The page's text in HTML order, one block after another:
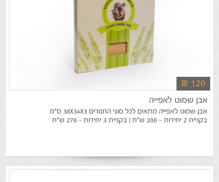
אבן שמוט לאפייה
אבן שמוט לאפייה מתאים לכל סוגי התנורים 38X34X3 ס"מ
בקניית 2 יחידות - 200 ש"ח | בקניית 3 יחידות - 270 ש"ח
₪ 120